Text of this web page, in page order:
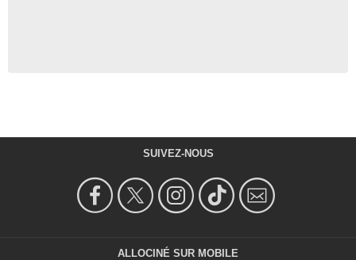
SUIVEZ-NOUS
ALLOCINÉ SUR MOBILE